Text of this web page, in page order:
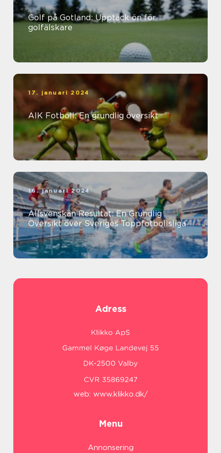
Golf på Gotland: Upptäck ön för
golfälskare
17. januari 2024
AIK Fotboll: En grundlig översikt
16. januari 2024
Allsvenskan Resultat: En Grundlig
Översikt över Sveriges Toppfotbollsliga
Adress
web: www.klikko.dk/
Menu
Annonsering